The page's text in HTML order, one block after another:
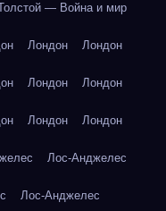
— Война и мир
Лондон Лондон
Лондон Лондон
Лондон Лондон
Лос-Анджелес
Лос-Анджелес